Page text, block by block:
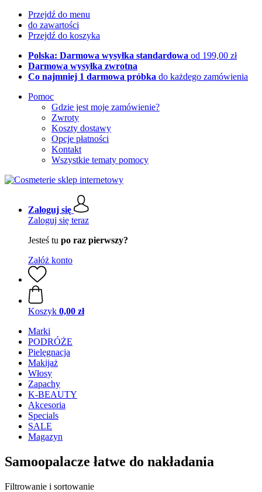
Przejdź do menu
do zawartości
Przejdź do koszyka
Polska: Darmowa wysyłka standardowa od 199,00 zł
Darmowa wysyłka zwrotna
Co najmniej 1 darmowa próbka do każdego zamówienia
Pomoc
Gdzie jest moje zamówienie?
Zwroty
Koszty dostawy
Opcje płatności
Kontakt
Wszystkie tematy pomocy
Zaloguj się
Zaloguj się teraz
Jesteś tu po raz pierwszy?
Załóż konto
Koszyk 0,00 zł
Marki
PODRÓŻE
Pielęgnacja
Makijaż
Włosy
Zapachy
K-BEAUTY
Akcesoria
Specials
SALE
Magazyn
Samoopalacze łatwe do nakładania
Filtrowanie i sortowanie